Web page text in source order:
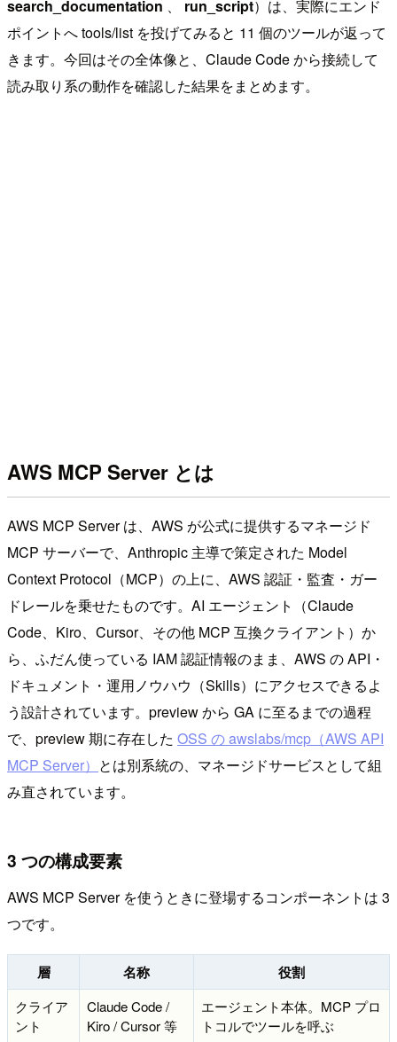
search_documentation
run_script）は、実際にエンド
ポイントへ tools/list を投げてみると 11 個のツールが返って
きます。今回はその全体像と、Claude Code から接続して
読み取り系の動作を確認した結果をまとめます。
AWS MCP Server とは
AWS MCP Server は、AWS が公式に提供するマネージド
MCP サーバーで、Anthropic 主導で策定された Model
Context Protocol（MCP）の上に、AWS 認証・監査・ガー
ドレールを乗せたものです。AI エージェント（Claude
Code、Kiro、Cursor、その他 MCP 互換クライアント）か
ら、ふだん使っている IAM 認証情報のまま、AWS の API・
ドキュメント・運用ノウハウ（Skills）にアクセスできるよ
う設計されています。preview から GA に至るまでの過程
で、preview 期に存在した OSS の awslabs/mcp（AWS API
MCP Server） とは別系統の、マネージドサービスとして組
み直されています。
3 つの構成要素
AWS MCP Server を使うときに登場するコンポーネントは 3
つです。
層 名称 役割
クライア
ント
Claude Code /
Kiro / Cursor 等
エージェント本体。MCP プロ
トコルでツールを呼ぶ